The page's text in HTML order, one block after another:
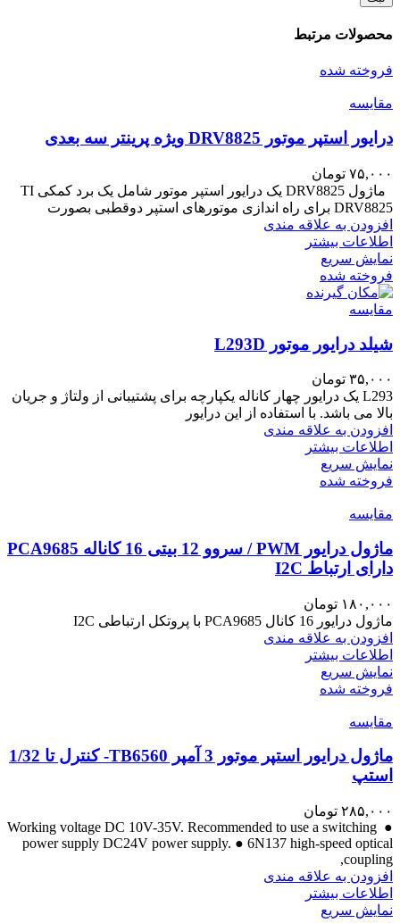
محصولات مرتبط
فروخته شده
مقايسه
درایور استپر موتور DRV8825 ویژه پرینتر سه بعدی
۷۵,۰۰۰ تومان
ماژول DRV8825 یک درایور استپر موتور شامل یک برد کمکی TI
DRV8825 برای راه اندازی موتورهای استپر دوقطبی بصورت
افزودن به علاقه مندی
اطلاعات بیشتر
نمایش سریع
فروخته شده
مقايسه
شیلد درایور موتور L293D
۳۵,۰۰۰ تومان
L293 یک درایور چهار کاناله یکپارچه برای پشتیبانی از ولتاژ و جریان
بالا می باشد. با استفاده از این درایور
افزودن به علاقه مندی
اطلاعات بیشتر
نمایش سریع
فروخته شده
مقايسه
ماژول درایور PWM / سروو 12 بیتی 16 کاناله PCA9685
دارای ارتباط I2C
۱۸۰,۰۰۰ تومان
ماژول درایور 16 کانال PCA9685 با پروتکل ارتباطی I2C
افزودن به علاقه مندی
اطلاعات بیشتر
نمایش سریع
فروخته شده
مقايسه
ماژول درایور استپر موتور 3 آمپر TB6560- کنترل تا 1/32
استپ
۲۸۵,۰۰۰ تومان
● Working voltage DC 10V-35V. Recommended to use a switching
power supply DC24V power supply. ● 6N137 high-speed optical
coupling,
افزودن به علاقه مندی
اطلاعات بیشتر
نمایش سریع